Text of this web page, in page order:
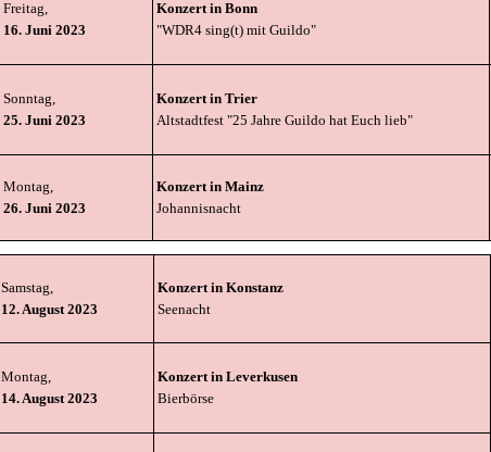
Freitag,
16. Juni 2023
Konzert in Bonn
"WDR4 sing(t) mit Guildo"
Sonntag,
25. Juni 2023
Konzert in Trier
Altstadtfest "25 Jahre Guildo hat Euch lieb"
Montag,
26. Juni 2023
Konzert in Mainz
Johannisnacht
Samstag,
12. August 2023
Konzert in Konstanz
Seenacht
Montag,
14. August 2023
Konzert in Leverkusen
Bierbörse